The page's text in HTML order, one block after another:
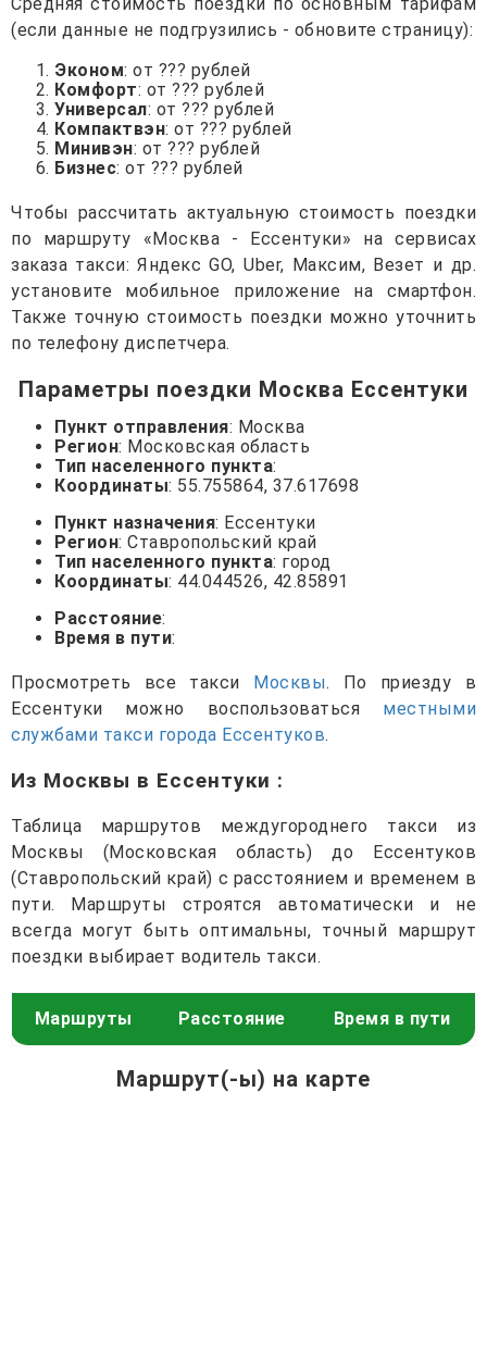
(если данные не подгрузились - обновите страницу):
Эконом: от ??? рублей
Комфорт: от ??? рублей
Универсал: от ??? рублей
Компактвэн: от ??? рублей
Минивэн: от ??? рублей
Бизнес: от ??? рублей
Чтобы рассчитать актуальную стоимость поездки
по маршруту «Москва - Ессентуки» на сервисах
заказа такси: Яндекс GO, Uber, Максим, Везет и др.
установите мобильное приложение на смартфон.
Также точную стоимость поездки можно уточнить
по телефону диспетчера.
Параметры поездки Москва Ессентуки
Пункт отправления: Москва
Регион: Московская область
Тип населенного пункта:
Координаты: 55.755864, 37.617698
Пункт назначения: Ессентуки
Регион: Ставропольский край
Тип населенного пункта: город
Координаты: 44.044526, 42.85891
Расстояние:
Время в пути:
Просмотреть все такси Москвы. По приезду в
Ессентуки можно воспользоваться местными
службами такси города Ессентуков.
Из Москвы в Ессентуки :
Таблица маршрутов междугороднего такси из
Москвы (Московская область) до Ессентуков
(Ставропольский край) с расстоянием и временем в
пути. Маршруты строятся автоматически и не
всегда могут быть оптимальны, точный маршрут
поездки выбирает водитель такси.
Маршруты Расстояние Время в пути
Маршрут(-ы) на карте